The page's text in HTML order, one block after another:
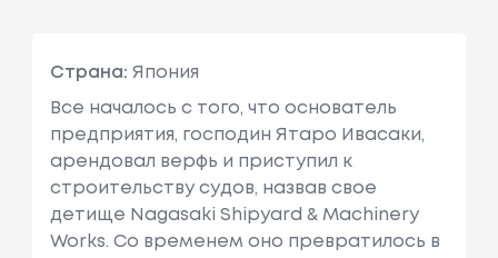
Страна: Япония
Все началось с того, что основатель
предприятия, господин Ятаро Ивасаки,
арендовал верфь и приступил к
строительству судов, назвав свое
детище Nagasaki Shipyard & Machinery
Works. Со временем оно превратилось в